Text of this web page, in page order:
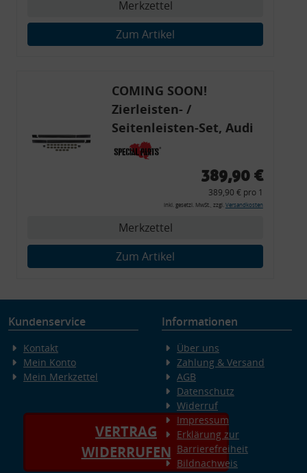
Merkzettel
Zum Artikel
COMING SOON!
Zierleisten- /
Seitenleisten-Set, Audi
80 Cabrio, Coupe, S2, (6x
Zierleiste, 2x Kappe,
Montagewerkzeug)
389,90 €
389,90 € pro 1
inkl. gesetzl. MwSt., zzgl. Versandkosten
Merkzettel
Zum Artikel
Kundenservice
Kontakt
Mein Konto
Mein Merkzettel
VERTRAG
WIDERRUFEN
Informationen
Über uns
Zahlung & Versand
AGB
Datenschutz
Widerruf
Impressum
Erklärung zur
Barrierefreiheit
Bildnachweis
Besondere Features:
Endgeräteeigenschaften zur Identifikation aktiv abfragen